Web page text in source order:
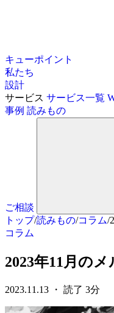
キューポイント
私たち
設計
サービス サービス一覧
事例 読みもの
ご相談
トップ/読みもの/コラム/
コラム
2023年11月の
2023.11.13 ・ 読了 3分